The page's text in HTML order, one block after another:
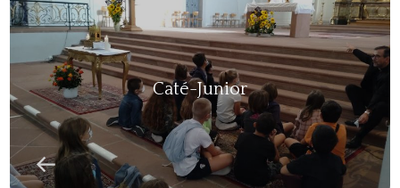
Caté-Junior